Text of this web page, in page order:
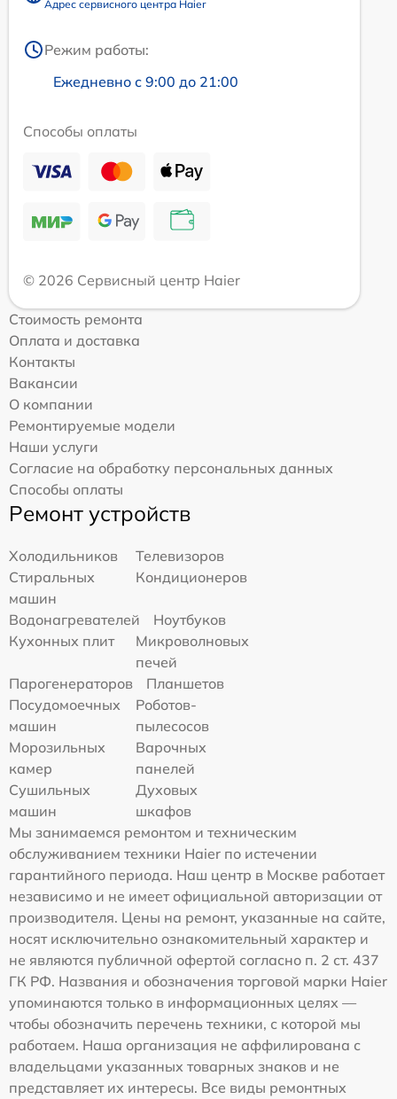
Адрес сервисного центра Haier
Режим работы:
Ежедневно с 9:00 до 21:00
Способы оплаты
© 2026 Сервисный центр Haier
Стоимость ремонта
Оплата и доставка
Контакты
Вакансии
О компании
Ремонтируемые модели
Наши услуги
Согласие на обработку персональных данных
Способы оплаты
Ремонт устройств
Холодильников
Телевизоров
Стиральных
машин
Кондиционеров
Водонагревателей
Ноутбуков
Кухонных плит
Микроволновых
печей
Парогенераторов
Планшетов
Посудомоечных
машин
Роботов-
пылесосов
Морозильных
камер
Варочных
панелей
Сушильных
машин
Духовых
шкафов
Мы занимаемся ремонтом и техническим
обслуживанием техники Haier по истечении
гарантийного периода. Наш центр в Москве работает
независимо и не имеет официальной авторизации от
производителя. Цены на ремонт, указанные на сайте,
носят исключительно ознакомительный характер и
не являются публичной офертой согласно п. 2 ст. 437
ГК РФ. Названия и обозначения торговой марки Haier
упоминаются только в информационных целях —
чтобы обозначить перечень техники, с которой мы
работаем. Наша организация не аффилирована с
владельцами указанных товарных знаков и не
представляет их интересы. Все виды ремонтных